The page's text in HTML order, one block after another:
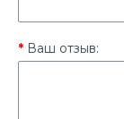
Ваш отзыв: